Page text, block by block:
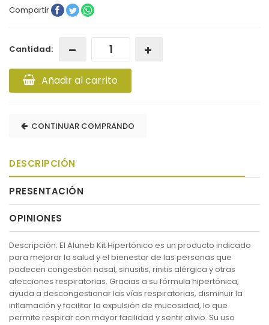
Compartir
Cantidad:
Añadir al carrito
CONTINUAR COMPRANDO
DESCRIPCIÓN
PRESENTACIÓN
OPINIONES
Descripción: El Aluneb Kit Hipertónico es un producto indicado
para mejorar la salud y el bienestar de las personas que
padecen congestión nasal, sinusitis, rinitis alérgica y otras
afecciones respiratorias. Gracias a su fórmula hipertónica,
ayuda a descongestionar las vías respiratorias, disminuir la
inflamación y facilitar la expulsión de mucosidad, lo que
permite respirar con mayor facilidad y sentir alivio. Su uso